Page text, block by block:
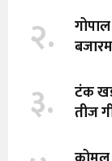
२.
३.
टंक
तीज